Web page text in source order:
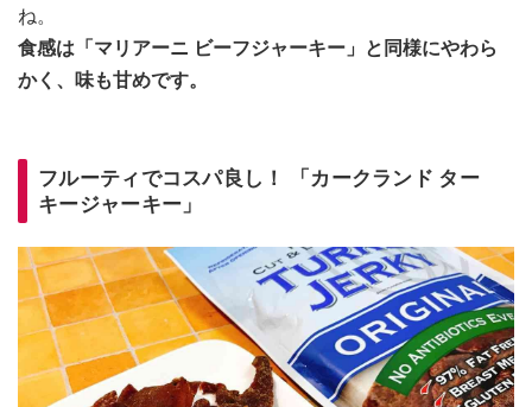
ね。
食感は「マリアーニ ビーフジャーキー」と同様にやわら
かく、味も甘めです。
フルーティでコスパ良し！ 「カークランド ター
キージャーキー」